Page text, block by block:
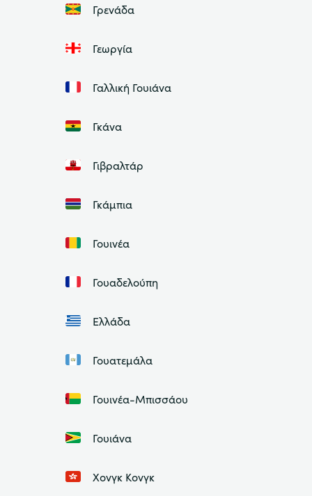
Γρενάδα
Γεωργία
Γαλλική Γουιάνα
Γκάνα
Γιβραλτάρ
Γκάμπια
Γουινέα
Γουαδελούπη
Ελλάδα
Γουατεμάλα
Γουινέα-Μπισσάου
Γουιάνα
Χονγκ Κονγκ